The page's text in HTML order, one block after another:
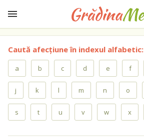
Caută afecțiune în indexul alfabetic:
a b c d e f
j k l m n o
s t u v w x